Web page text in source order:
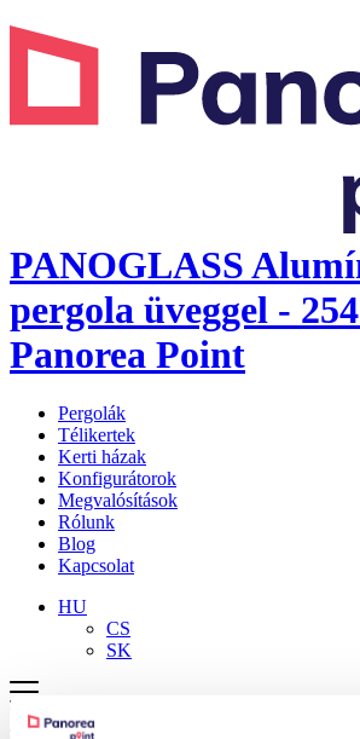
PANOGLASS
pergola üveggel -
Panorea Point
Pergolák
Télikertek
Kerti házak
Konfigurátorok
Megvalósítások
Rólunk
Blog
Kapcsolat
HU
CS
SK